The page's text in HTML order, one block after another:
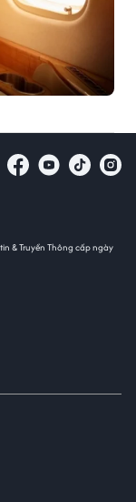
& Truyền Thông cấp ngày